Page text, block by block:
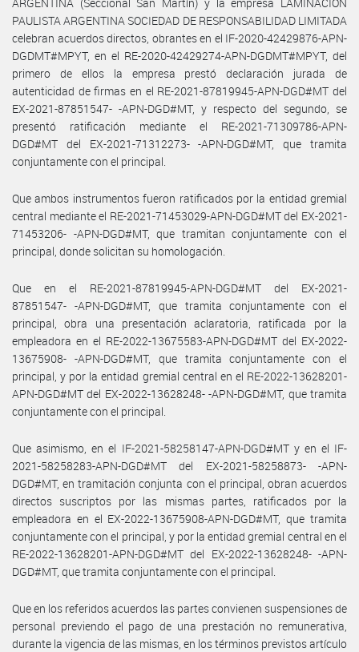
PAULISTA ARGENTINA SOCIEDAD DE RESPONSABILIDAD LIMITADA
celebran acuerdos directos, obrantes en el IF-2020-42429876-APN-
DGDMT#MPYT, en el RE-2020-42429274-APN-DGDMT#MPYT, del
primero de ellos la empresa prestó declaración jurada de
autenticidad de firmas en el RE-2021-87819945-APN-DGD#MT del
EX-2021-87851547- -APN-DGD#MT, y respecto del segundo, se
presentó ratificación mediante el RE-2021-71309786-APN-
DGD#MT del EX-2021-71312273- -APN-DGD#MT, que tramita
conjuntamente con el principal.
Que ambos instrumentos fueron ratificados por la entidad gremial
central mediante el RE-2021-71453029-APN-DGD#MT del EX-2021-
71453206- -APN-DGD#MT, que tramitan conjuntamente con el
principal, donde solicitan su homologación.
Que en el RE-2021-87819945-APN-DGD#MT del EX-2021-
87851547- -APN-DGD#MT, que tramita conjuntamente con el
principal, obra una presentación aclaratoria, ratificada por la
empleadora en el RE-2022-13675583-APN-DGD#MT del EX-2022-
13675908- -APN-DGD#MT, que tramita conjuntamente con el
principal, y por la entidad gremial central en el RE-2022-13628201-
APN-DGD#MT del EX-2022-13628248- -APN-DGD#MT, que tramita
conjuntamente con el principal.
Que asimismo, en el IF-2021-58258147-APN-DGD#MT y en el IF-
2021-58258283-APN-DGD#MT del EX-2021-58258873- -APN-
DGD#MT, en tramitación conjunta con el principal, obran acuerdos
directos suscriptos por las mismas partes, ratificados por la
empleadora en el EX-2022-13675908-APN-DGD#MT, que tramita
conjuntamente con el principal, y por la entidad gremial central en el
RE-2022-13628201-APN-DGD#MT del EX-2022-13628248- -APN-
DGD#MT, que tramita conjuntamente con el principal.
Que en los referidos acuerdos las partes convienen suspensiones de
personal previendo el pago de una prestación no remunerativa,
durante la vigencia de las mismas, en los términos previstos artículo